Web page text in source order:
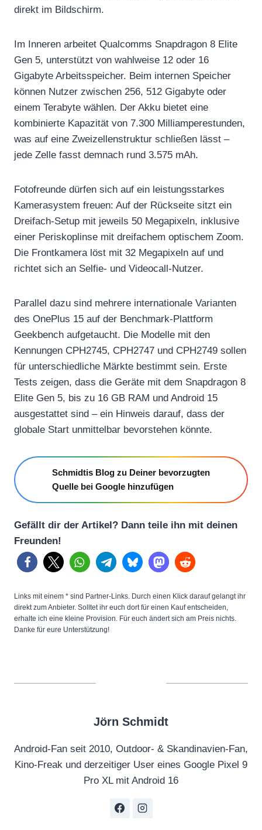
direkt im Bildschirm.
Im Inneren arbeitet Qualcomms Snapdragon 8 Elite
Gen 5, unterstützt von wahlweise 12 oder 16
Gigabyte Arbeitsspeicher. Beim internen Speicher
können Nutzer zwischen 256, 512 Gigabyte oder
einem Terabyte wählen. Der Akku bietet eine
kombinierte Kapazität von 7.300 Milliamperestunden,
was auf eine Zweizellenstruktur schließen lässt –
jede Zelle fasst demnach rund 3.575 mAh.
Fotofreunde dürfen sich auf ein leistungsstarkes
Kamerasystem freuen: Auf der Rückseite sitzt ein
Dreifach-Setup mit jeweils 50 Megapixeln, inklusive
einer Periskoplinse mit dreifachem optischem Zoom.
Die Frontkamera löst mit 32 Megapixeln auf und
richtet sich an Selfie- und Videocall-Nutzer.
Parallel dazu sind mehrere internationale Varianten
des OnePlus 15 auf der Benchmark-Plattform
Geekbench aufgetaucht. Die Modelle mit den
Kennungen CPH2745, CPH2747 und CPH2749 sollen
für unterschiedliche Märkte bestimmt sein. Erste
Tests zeigen, dass die Geräte mit dem Snapdragon 8
Elite Gen 5, bis zu 16 GB RAM und Android 15
ausgestattet sind – ein Hinweis darauf, dass der
globale Start unmittelbar bevorstehen könnte.
Schmidtis Blog zu Deiner bevorzugten
Quelle bei Google hinzufügen
Gefällt dir der Artikel? Dann teile ihn mit deinen
Freunden!
Links mit einem * sind Partner-Links. Durch einen Klick darauf gelangt ihr
direkt zum Anbieter. Solltet ihr euch dort für einen Kauf entscheiden,
erhalte ich eine kleine Provision. Für euch ändert sich am Preis nichts.
Danke für eure Unterstützung!
Jörn Schmidt
Android-Fan seit 2010, Outdoor- & Skandinavien-Fan,
Kino-Freak und derzeitiger User eines Google Pixel 9
Pro XL mit Android 16